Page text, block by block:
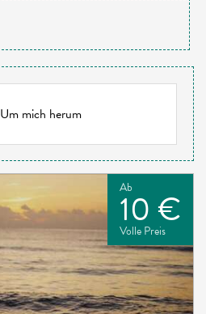
Um mich herum
Ab
10 €
Volle Preis